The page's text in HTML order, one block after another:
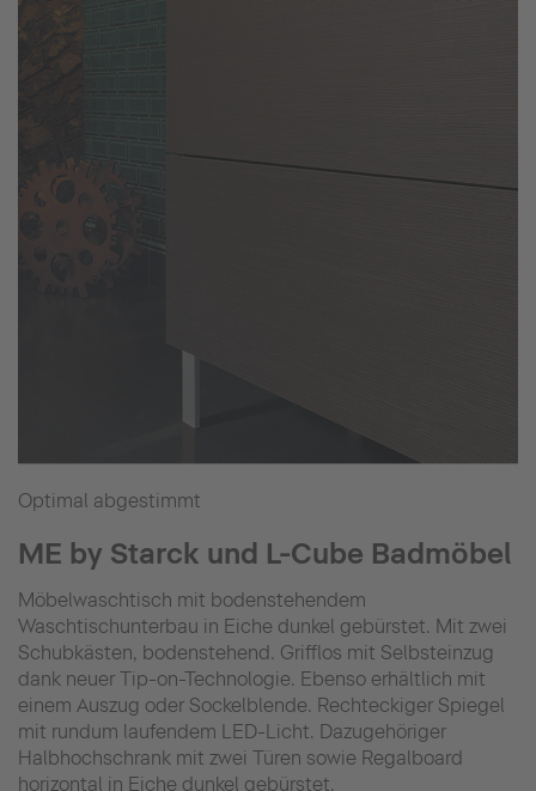
Optimal abgestimmt
ME by Starck und L-Cube Badmöbel
Möbelwaschtisch mit bodenstehendem
Waschtischunterbau in Eiche dunkel gebürstet. Mit zwei
Schubkästen, bodenstehend. Grifflos mit Selbsteinzug
dank neuer Tip-on-Technologie. Ebenso erhältlich mit
einem Auszug oder Sockelblende. Rechteckiger Spiegel
mit rundum laufendem LED-Licht. Dazugehöriger
Halbhochschrank mit zwei Türen sowie Regalboard
horizontal in Eiche dunkel gebürstet.